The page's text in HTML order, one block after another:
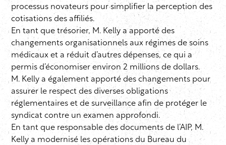
processus novateurs pour simplifier la perception des
cotisations des affiliés.
En tant que trésorier, M. Kelly a apporté des
changements organisationnels aux régimes de soins
médicaux et a réduit d’autres dépenses, ce qui a
permis d’économiser environ 2 millions de dollars.
M. Kelly a également apporté des changements pour
assurer le respect des diverses obligations
réglementaires et de surveillance afin de protéger le
syndicat contre un examen approfondi.
En tant que responsable des documents de l’AIP, M.
Kelly a modernisé les opérations du Bureau du